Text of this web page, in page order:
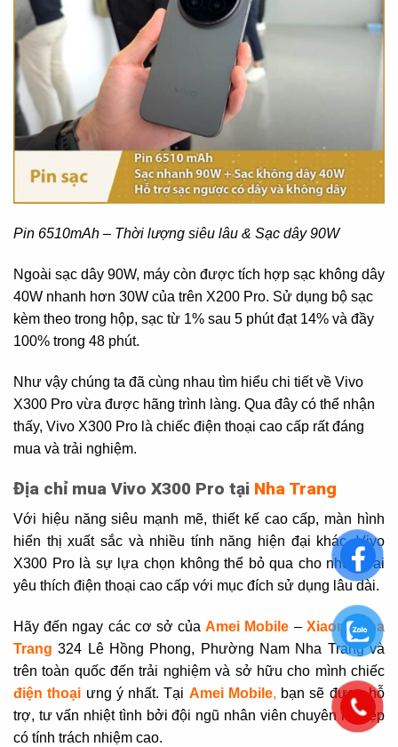
Pin 6510mAh – Thời lượng siêu lâu & Sạc dây 90W
Ngoài sạc dây 90W, máy còn được tích hợp sạc không dây
40W nhanh hơn 30W của trên X200 Pro. Sử dụng bộ sạc
kèm theo trong hộp, sạc từ 1% sau 5 phút đạt 14% và đầy
100% trong 48 phút.
Như vậy chúng ta đã cùng nhau tìm hiểu chi tiết về Vivo
X300 Pro vừa được hãng trình làng. Qua đây có thể nhận
thấy, Vivo X300 Pro là chiếc điện thoại cao cấp rất đáng
mua và trải nghiệm.
Địa chỉ mua Vivo X300 Pro tại Nha Trang
Với hiệu năng siêu mạnh mẽ, thiết kế cao cấp, màn hình
hiển thị xuất sắc và nhiều tính năng hiện đại khác, Vivo
X300 Pro là sự lựa chọn không thể bỏ qua cho những ai
yêu thích điện thoại cao cấp với mục đích sử dụng lâu dài.
Hãy đến ngay các cơ sở củaAmei Mobile – Xiaomi Nha
Trang 324 Lê Hồng Phong, Phường Nam Nha Trang và
trên toàn quốc đến trải nghiệm và sở hữu cho mình chiếc
điện thoại ưng ý nhất. Tại Amei Mobile, bạn sẽ được hỗ
trợ, tư vấn nhiệt tình bởi đội ngũ nhân viên chuyên nghiệp
có tính trách nhiệm cao.